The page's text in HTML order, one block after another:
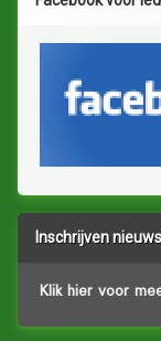
Inschrijven
Klik hier voor